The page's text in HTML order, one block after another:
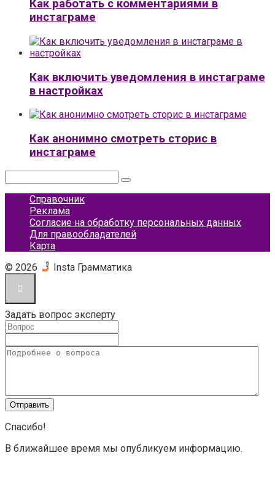
Как работать с комментариями в
инстаграме
Как включить уведомления в инстаграме
в настройках
Как анонимно смотреть сторис в
инстаграме
Справочник
Реклама
Согласие на обработку персональных данных
Для правообладателей
Карта
© 2026
Insta Грамматика
Задать вопрос эксперту
Спасибо!
В ближайшее время мы опубликуем информацию.